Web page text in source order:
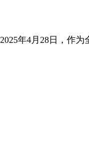
2025年4月28日，作